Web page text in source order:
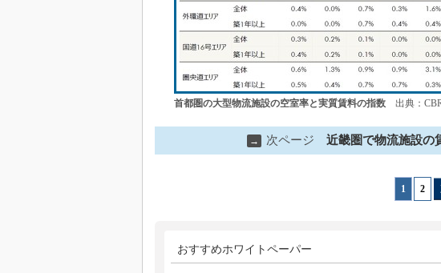
首都圏の大型物流施設の空室率と実質賃料の指数出典：
→ 次ページ 近畿圏で物流施設の
1 2
おすすめホワイトペーパー